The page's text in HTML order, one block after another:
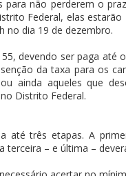
não perderem o
Federal, elas
no dia 19 de dezembro.
devendo ser paga
da taxa para os
ainda aqueles que
Distrito Federal.
até três etapas. A
terceira – e última –